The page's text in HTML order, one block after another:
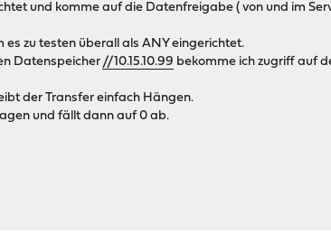
und komme auf die Datenfreigabe ( von und im
zu testen überall als ANY eingerichtet.
Datenspeicher //10.15.10.99 bekomme ich zugriff auf
der Transfer einfach Hängen.
und fällt dann auf 0 ab.